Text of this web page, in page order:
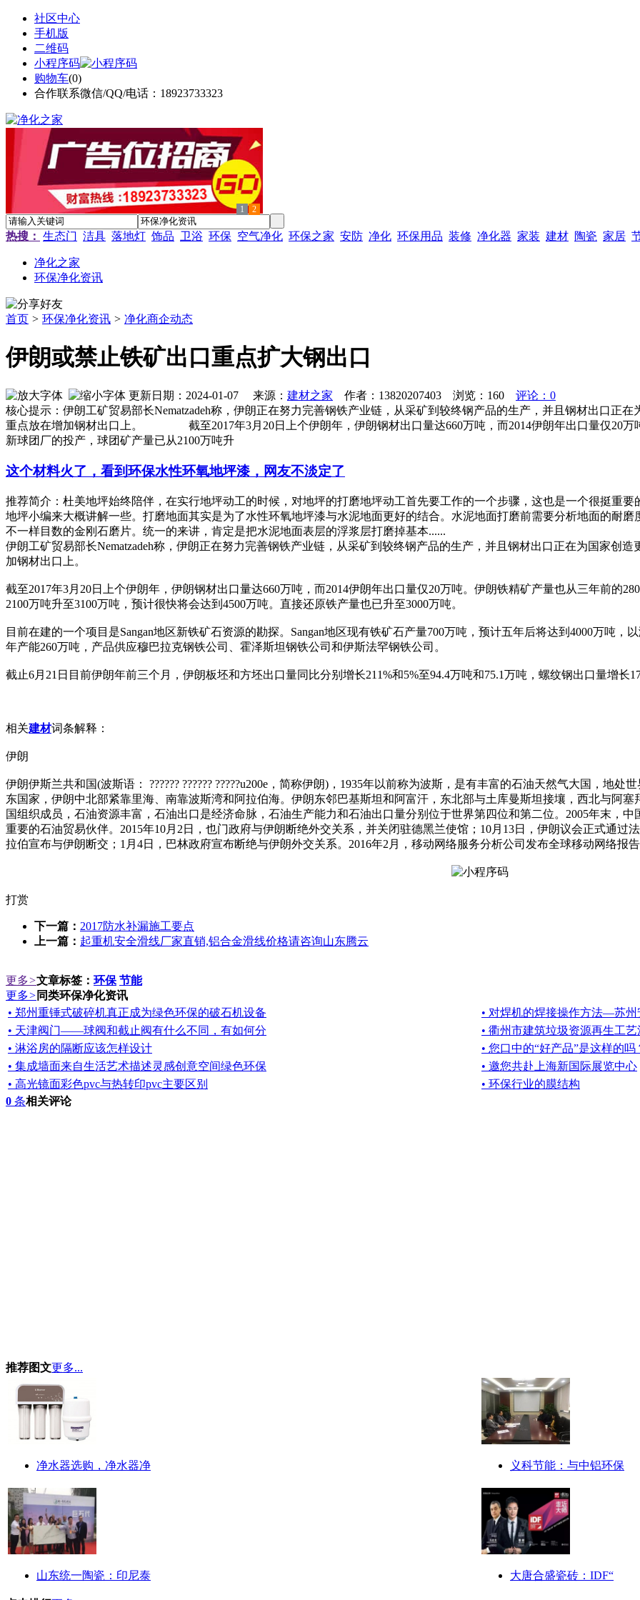
社区中心
手机版
二维码
小程序码
购物车(0)
合作联系微信/QQ/电话：18923733323
1 2
热搜： 生态门 洁具 落地灯 饰品 卫浴 环保 空气净化 环保之家 安防 净化 环保用品 装修 净化器 家装 建材 陶瓷 家居
净化之家
环保净化资讯
首页 > 环保净化资讯 > 净化商企动态
伊朗或禁止铁矿出口重点扩大钢出口
更新日期：2024-01-07 来源： 建材之家 作者：13820207403 浏览： 160
评论：0
核心提示：伊朗工矿贸易部长Nematzadeh称，伊朗正在努力完善钢铁产业链，从采矿到较终钢产品的生产，并且钢材出口正
重点放在增加钢材出口上。 截至2017年3月20日上个伊朗年，伊朗钢材出口量达660万吨，而2014伊朗年出口量仅20万
新球团厂的投产，球团矿产量已从2100万吨升
这个材料火了，看到环保水性环氧地坪漆，网友不淡定了
推荐简介：杜美地坪始终陪伴，在实行地坪动工的时候，对地坪的打磨地坪动工首先要工作的一个步骤，这也是一个很挺重
地坪小编来大概讲解一些。打磨地面其实是为了水性环氧地坪漆与水泥地面更好的结合。水泥地面打磨前需要分析地面的耐
不一样目数的金刚石磨片。统一的来讲，肯定是把水泥地面表层的浮浆层打磨掉基本......
伊朗工矿贸易部长Nematzadeh称，伊朗正在努力完善钢铁产业链，从采矿到较终钢产品的生产，并且钢材出口正在为国家创
加钢材出口上。
截至2017年3月20日上个伊朗年，伊朗钢材出口量达660万吨，而2014伊朗年出口量仅20万吨。伊朗铁精矿产量也从三年前的
2100万吨升至3100万吨，预计很快将会达到4500万吨。直接还原铁产量也已升至3000万吨。
目前在建的一个项目是Sangan地区新铁矿石资源的勘探。Sangan地区现有铁矿石产量700万吨，预计五年后将达到4000万吨，
年产能260万吨，产品供应穆巴拉克钢铁公司、霍泽斯坦钢铁公司和伊斯法罕钢铁公司。
截止6月21日目前伊朗年前三个月，伊朗板坯和方坯出口量同比分别增长211%和5%至94.4万吨和75.1万吨，螺纹钢出口量增长
相关建材词条解释：
伊朗
伊朗伊斯兰共和国(波斯语： ?????? ?????? ?????u200e，简称伊朗)，1935年以前称为波斯，是有丰富的石油天然气大国，地
东国家，伊朗中北部紧靠里海、南靠波斯湾和阿拉伯海。伊朗东邻巴基斯坦和阿富汗，东北部与土库曼斯坦接壤，西北与阿
国组织成员，石油资源丰富，石油出口是经济命脉，石油生产能力和石油出口量分别位于世界第四位和第二位。2005年末，
重要的石油贸易伙伴。2015年10月2日，也门政府与伊朗断绝外交关系，并关闭驻德黑兰使馆；10月13日，伊朗议会正式通过
拉伯宣布与伊朗断交；1月4日，巴林政府宣布断绝与伊朗外交关系。2016年2月，移动网络服务分析公司发布全球移动网络报
打赏
下一篇： 2017防水补漏施工要点
上一篇： 起重机安全滑线厂家直销,铝合金滑线价格请咨询山东腾云
更多>文章标签： 环保 节能
更多> 同类环保净化资讯
• 郑州重锤式破碎机真正成为绿色环保的破石机设备
• 对焊机的焊接操作方法—苏州
• 天津阀门——球阀和截止阀有什么不同，有如何分
• 衢州市建筑垃圾资源再生工
• 淋浴房的隔断应该怎样设计
• 您口中的“好产品”是这样的吗
• 集成墙面来自生活艺术描述灵感创意空间绿色环保
• 邀您共赴上海新国际展览中心
• 高光镜面彩色pvc与热转印pvc主要区别
• 环保行业的膜结构
0 条相关评论
推荐图文更多...
净水器选购，净水器净 义科节能：与中铝环保
山东统一陶瓷：印尼泰 大唐合盛瓷砖：IDF“